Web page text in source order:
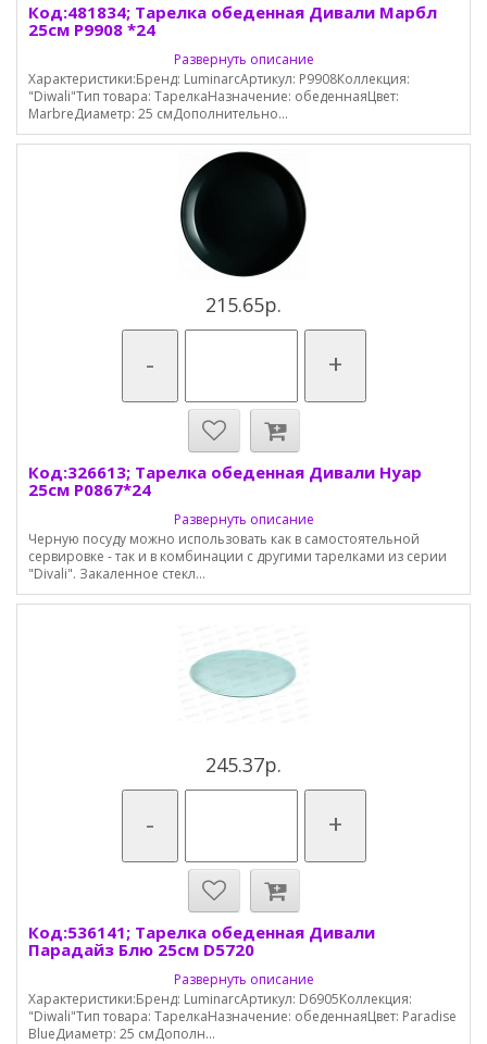
Код:481834; Тарелка обеденная Дивали Марбл
25см P9908 *24
Развернуть описание
Характеристики:Бренд: LuminarcАртикул: P9908Коллекция:
"Diwali"Тип товара: ТарелкаНазначение: обеденнаяЦвет:
MarbreДиаметр: 25 смДополнительно...
215.65р.
- +
Код:326613; Тарелка обеденная Дивали Нуар
25см P0867*24
Развернуть описание
Черную посуду можно использовать как в самостоятельной
сервировке - так и в комбинации с другими тарелками из серии
"Divali". Закаленное стекл...
245.37р.
- +
Код:536141; Тарелка обеденная Дивали
Парадайз Блю 25см D5720
Развернуть описание
Характеристики:Бренд: LuminarcАртикул: D6905Коллекция:
"Diwali"Тип товара: ТарелкаНазначение: обеденнаяЦвет: Paradise
BlueДиаметр: 25 смДополн...